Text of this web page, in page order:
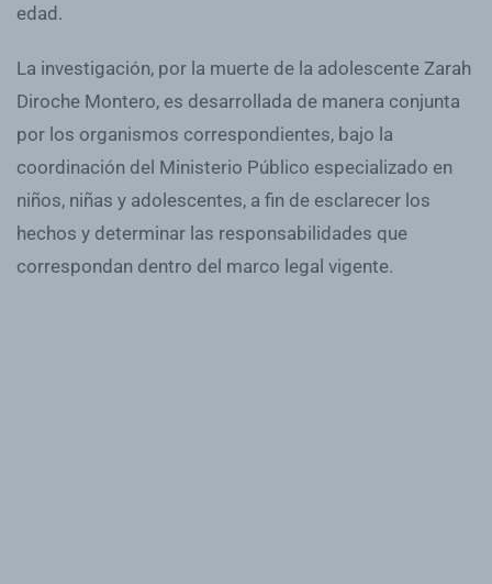
edad.
La investigación, por la muerte de la adolescente Zarah
Diroche Montero, es desarrollada de manera conjunta
por los organismos correspondientes, bajo la
coordinación del Ministerio Público especializado en
niños, niñas y adolescentes, a fin de esclarecer los
hechos y determinar las responsabilidades que
correspondan dentro del marco legal vigente.